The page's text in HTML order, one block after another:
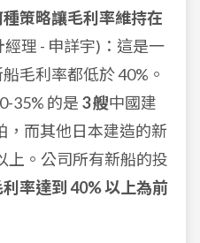
策略讓毛利率維持在
經理 - 申詳宇)：這是一
毛利率都低於 40%。
35% 的是 3 艘中國建
，而其他日本建造的新
上。公司所有新船的投
率達到 40% 以上為前